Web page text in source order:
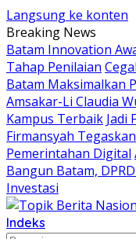
Langsung ke konten
Breaking News
Batam Innovation
Tahap Penilaian
Batam Maksimalkan
Amsakar-Li Claudia
Kampus Terbaik Jadi
Firmansyah
Pemerintahan Digital
Bangun Batam,
Investasi
Indeks